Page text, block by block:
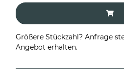
Größere Stückzahl? Anfrage
Angebot erhalten.